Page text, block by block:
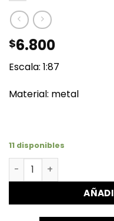
$6.800
Escala: 1:87
Material: metal
11 disponibles